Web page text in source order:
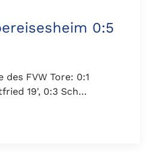
0:5
FVW Tore: 0:1
19', 0:3 Sch…